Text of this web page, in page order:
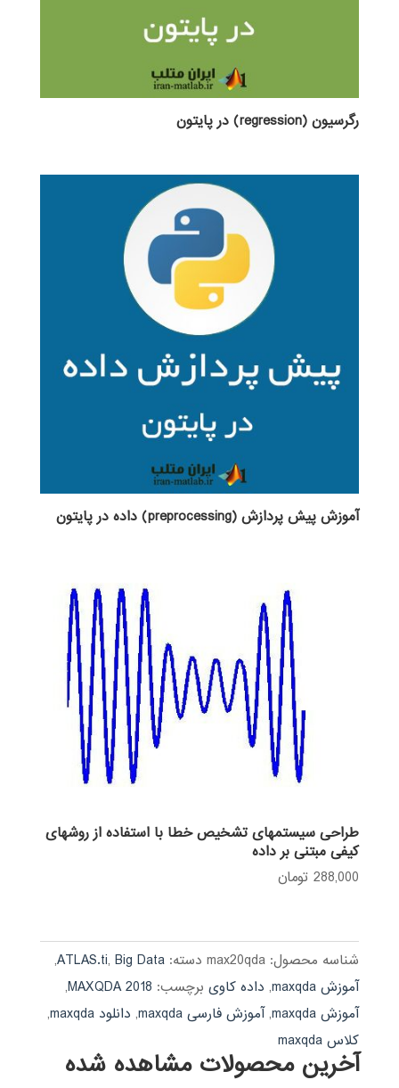
رگرسیون (regression) در پایتون
آموزش پیش پردازش (preprocessing) داده در پایتون
طراحی سیستمهای تشخیص خطا با استفاده از روشهای
کیفی مبتنی بر داده
288,000 تومان
شناسه محصول: max20qda دسته: ATLAS.ti,Big Data
,
آموزش maxqda
, داده کاوی برچسب: MAXQDA 2018
,
آموزش maxqda
,آموزش فارسی maxqda , دانلود maxqda
,
کلاس maxqda
آخرین محصولات مشاهده شده